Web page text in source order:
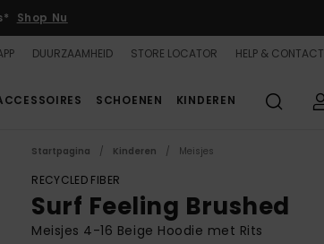
Shop Nu
DUURZAAMHEID STORE LOCATOR HELP & CONTACT
SCHOENEN KINDEREN
Startpagina Kinderen Meisjes
RECYCLED FIBER
Surf Feeling Brushed
Meisjes 4-16 Beige Hoodie met Rits